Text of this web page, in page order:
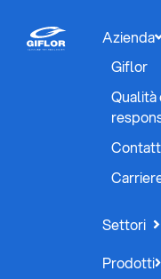
Azienda
Giflor
Qualità
Settori
Prodotti